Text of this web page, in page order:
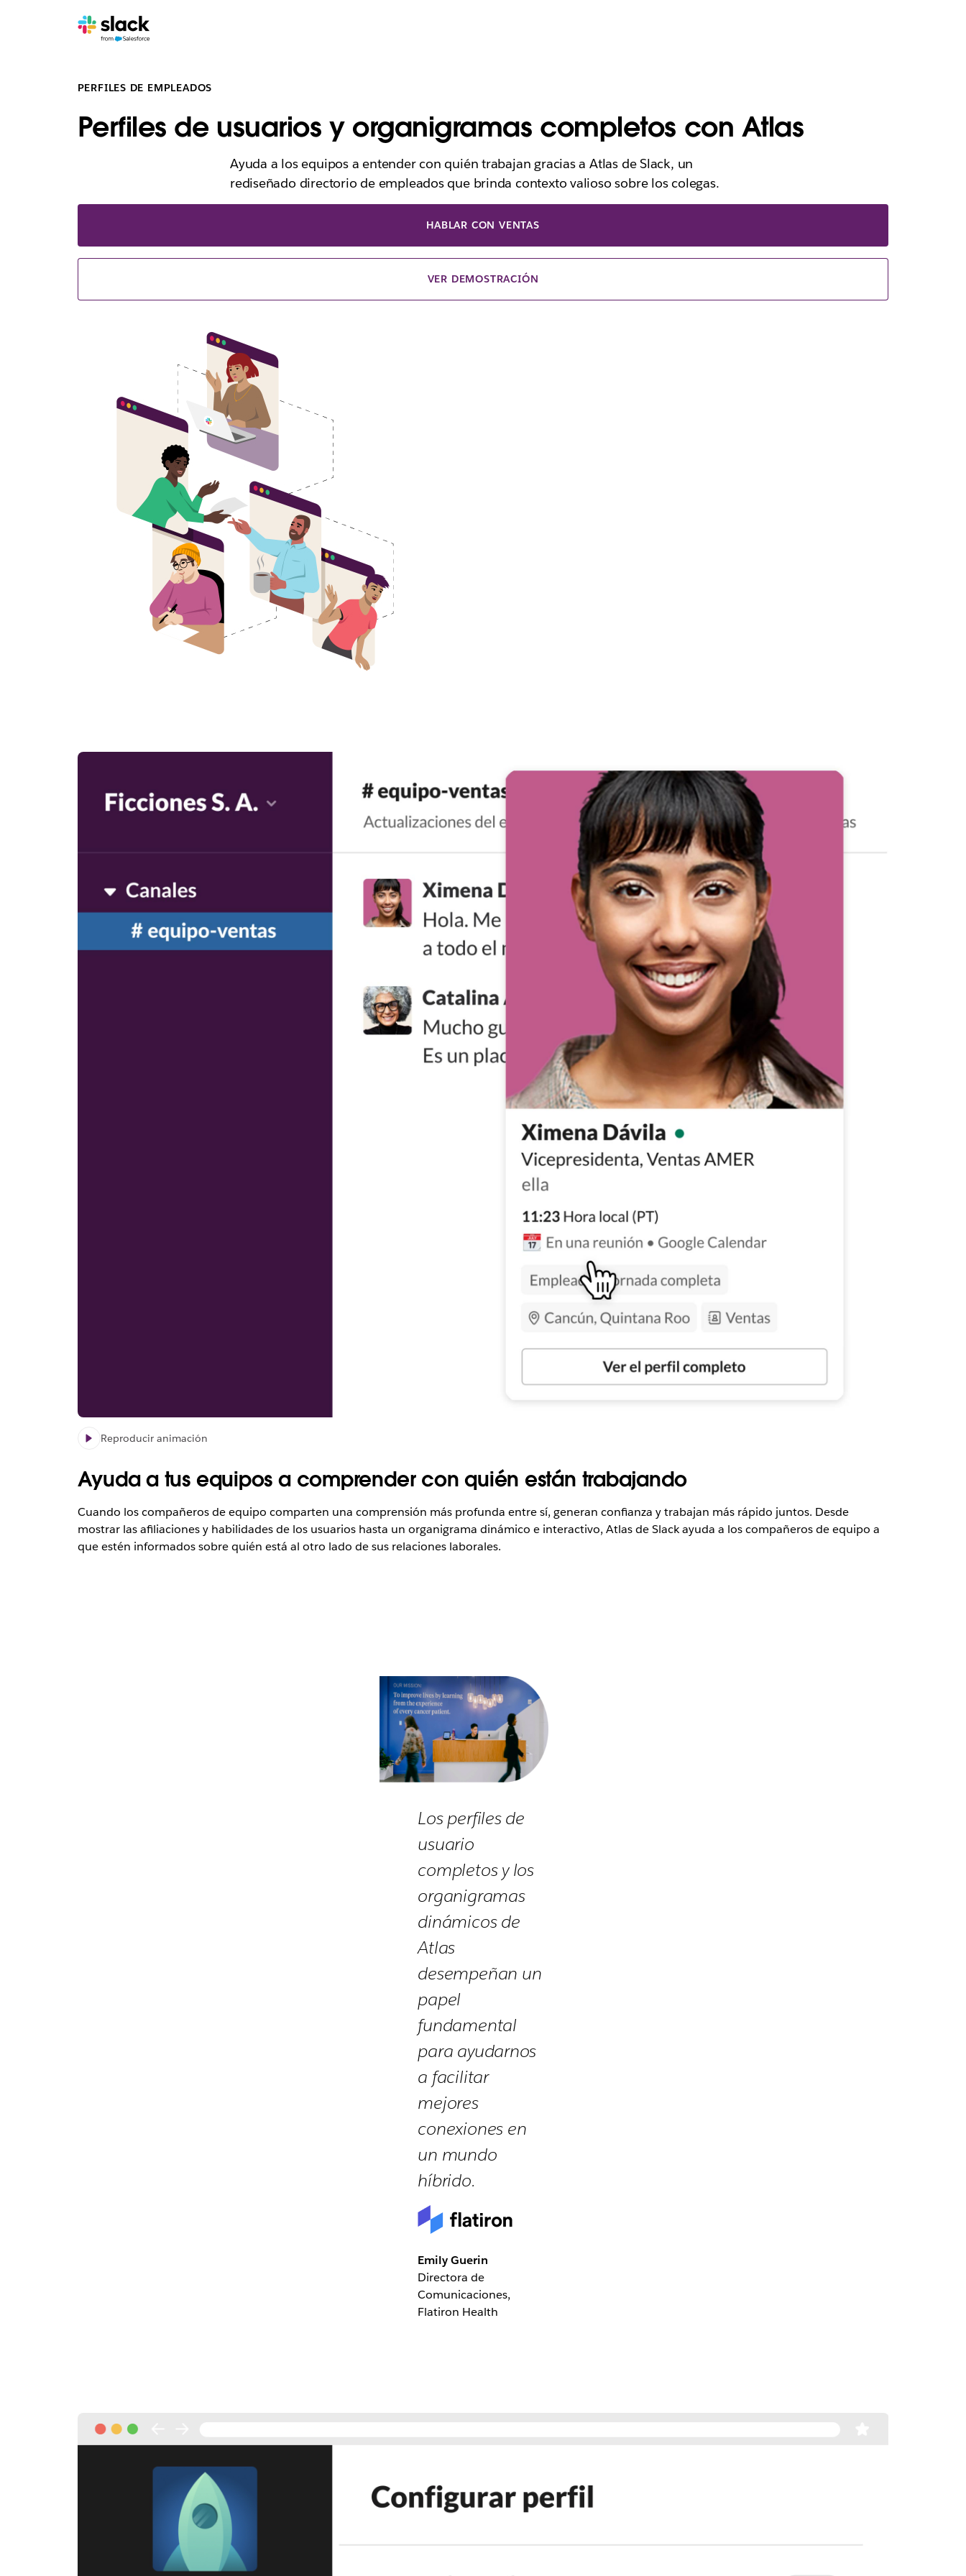
PERFILES DE EMPLEADOS
Perfiles de usuarios y organigramas completos con Atlas
Ayuda a los equipos a entender con quién trabajan gracias a Atlas de Slack, un
rediseñado directorio de empleados que brinda contexto valioso sobre los colegas.
HABLAR CON VENTAS
VER DEMOSTRACIÓN
Reproducir animación
Ayuda a tus equipos a comprender con quién están trabajando
Cuando los compañeros de equipo comparten una comprensión más profunda entre sí, generan confianza y trabajan más rápido juntos. Desde
mostrar las afiliaciones y habilidades de los usuarios hasta un organigrama dinámico e interactivo, Atlas de Slack ayuda a los compañeros de equipo a
que estén informados sobre quién está al otro lado de sus relaciones laborales.
Los perfiles de
usuario
completos y los
organigramas
dinámicos de
Atlas
desempeñan un
papel
fundamental
para ayudarnos
a facilitar
mejores
conexiones en
un mundo
híbrido.
Emily Guerin
Directora de
Comunicaciones,
Flatiron Health